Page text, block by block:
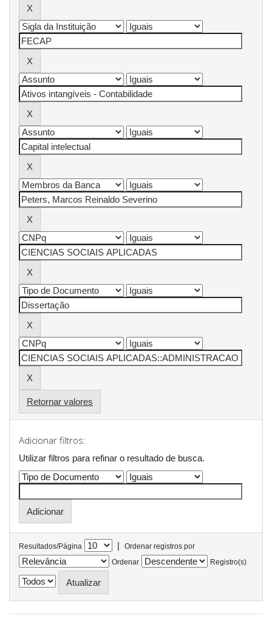
Retornar valores
Adicionar filtros:
Utilizar filtros para refinar o resultado de busca.
Resultados/Página |
Ordenar registros por
Ordenar
Registro(s)